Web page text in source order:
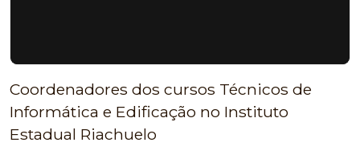
Coordenadores dos cursos Técnicos de
Informática e Edificação no Instituto
Estadual Riachuelo